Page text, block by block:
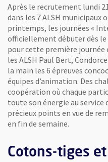
Après le recrutement lundi
dans les 7 ALSH municipaux
printemps, les journées «
officiellement débuter dès le
pour cette première journée
les ALSH Paul Bert,
la main les 6 épreuves
équipes d’animation. Des
coopération où chaque
toute son énergie au
précieux points en vue de
en fin de semaine.
Cotons-tiges